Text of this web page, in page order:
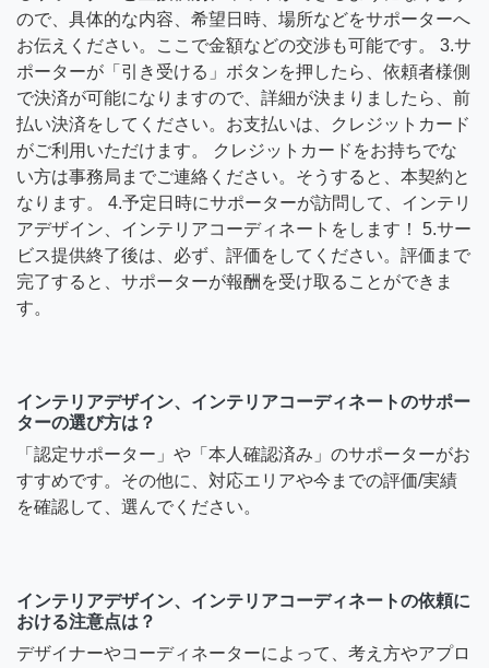
ので、具体的な内容、希望日時、場所などをサポーターへ
お伝えください。ここで金額などの交渉も可能です。 3.サ
ポーターが「引き受ける」ボタンを押したら、依頼者様側
で決済が可能になりますので、詳細が決まりましたら、前
払い決済をしてください。お支払いは、クレジットカード
がご利用いただけます。 クレジットカードをお持ちでな
い方は事務局までご連絡ください。そうすると、本契約と
なります。 4.予定日時にサポーターが訪問して、インテリ
アデザイン、インテリアコーディネートをします！ 5.サー
ビス提供終了後は、必ず、評価をしてください。評価まで
完了すると、サポーターが報酬を受け取ることができま
す。
インテリアデザイン、インテリアコーディネートのサポー
ターの選び方は？
「認定サポーター」や「本人確認済み」のサポーターがお
すすめです。その他に、対応エリアや今までの評価/実績
を確認して、選んでください。
インテリアデザイン、インテリアコーディネートの依頼に
おける注意点は？
デザイナーやコーディネーターによって、考え方やアプロ